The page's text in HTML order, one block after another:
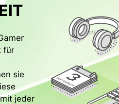
für
sie
jeder